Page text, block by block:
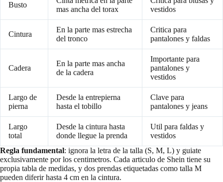
Busto
mas ancha del torax
vestidos
Cintura
En la parte mas estrecha
del tronco
Critica para
pantalones y faldas
Cadera
En la parte mas ancha
de la cadera
Importante para
pantalones y
vestidos
Largo de
pierna
Desde la entrepierna
hasta el tobillo
Clave para
pantalones y jeans
Largo
total
Desde la cintura hasta
donde llegue la prenda
Util para faldas y
vestidos
Regla fundamental: ignora la letra de la talla (S, M, L) y guiate
exclusivamente por los centimetros. Cada articulo de Shein tiene su
propia tabla de medidas, y dos prendas etiquetadas como talla M
pueden diferir hasta 4 cm en la cintura.